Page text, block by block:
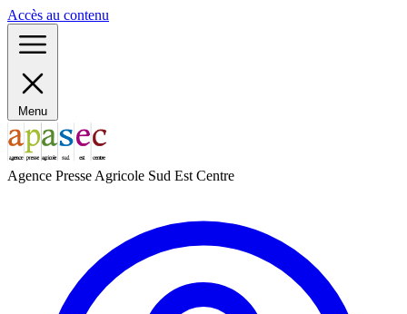
Accès au contenu
Menu
Agence Presse Agricole Sud Est Centre
Panneau de gestion des cookies